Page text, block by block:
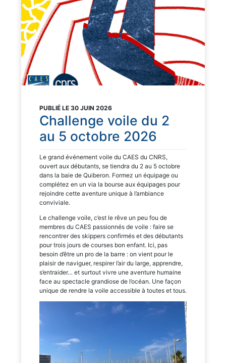
PUBLIÉ LE 30 JUIN 2026
Challenge voile du 2
au 5 octobre 2026
Le grand événement voile du CAES du CNRS,
ouvert aux débutants, se tiendra du 2 au 5 octobre
dans la baie de Quiberon. Formez un équipage ou
complétez en un via la bourse aux équipages pour
rejoindre cette aventure unique à l’ambiance
conviviale.
Le challenge voile, c’est le rêve un peu fou de
membres du CAES passionnés de voile : faire se
rencontrer des skippers confirmés et des débutants
pour trois jours de courses bon enfant. Ici, pas
besoin d’être un pro de la barre : on vient pour le
plaisir de naviguer, respirer l’air du large, apprendre,
s’entraider… et surtout vivre une aventure humaine
face au spectacle grandiose de l’océan. Une façon
unique de rendre la voile accessible à toutes et tous.